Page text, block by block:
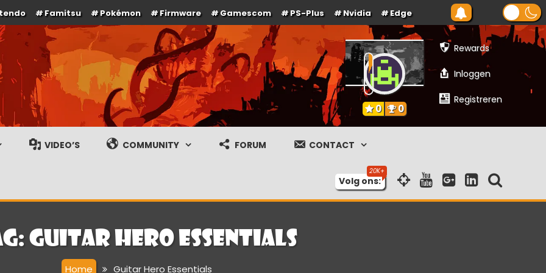
Famitsu Pokémon Firmware Gamescom PS-Plus Nvidia Edge
gameplay streams
Rewards
Inloggen
Registreren
0 0
VIDEO’S COMMUNITY FORUM CONTACT
Volg ons:
Guitar Hero Essentials
Home Guitar Hero Essentials